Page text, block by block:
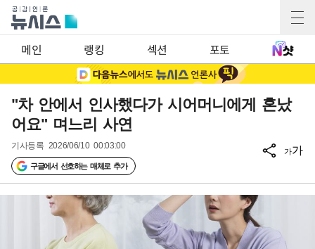
메인 랭킹 섹션 포토
"차 안에서 인사했다가 시어머니에게 혼났
어요" 며느리 사연
기사등록 2026/06/10 00:03:00
구글에서 선호하는 매체로 추가
가가